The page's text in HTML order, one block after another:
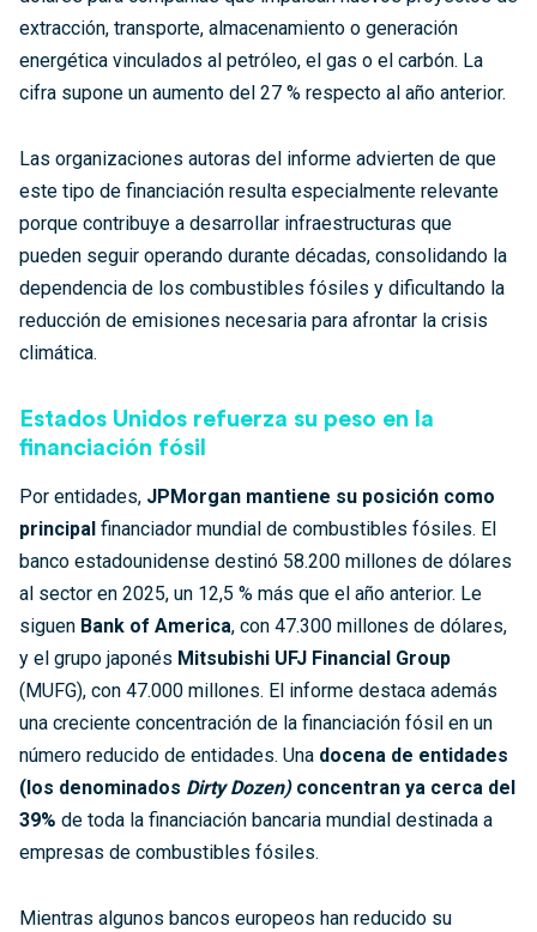
extracción, transporte, almacenamiento o generación
energética vinculados al petróleo, el gas o el carbón. La
cifra supone un aumento del 27 % respecto al año anterior.
Las organizaciones autoras del informe advierten de que
este tipo de financiación resulta especialmente relevante
porque contribuye a desarrollar infraestructuras que
pueden seguir operando durante décadas, consolidando la
dependencia de los combustibles fósiles y dificultando la
reducción de emisiones necesaria para afrontar la crisis
climática.
Estados Unidos refuerza su peso en la
financiación fósil
Por entidades, JPMorgan mantiene su posición como
principal financiador mundial de combustibles fósiles. El
banco estadounidense destinó 58.200 millones de dólares
al sector en 2025, un 12,5 % más que el año anterior. Le
siguen Bank of America, con 47.300 millones de dólares,
y el grupo japonés Mitsubishi UFJ Financial Group
(MUFG), con 47.000 millones. El informe destaca además
una creciente concentración de la financiación fósil en un
número reducido de entidades. Una docena de entidades
(los denominados Dirty Dozen) concentran ya cerca del
39% de toda la financiación bancaria mundial destinada a
empresas de combustibles fósiles.
Mientras algunos bancos europeos han reducido su